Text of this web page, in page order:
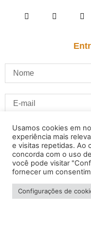
ENVIAR
Usamos cookies em
experiência mais
e visitas repetidas. Ao
concorda com o uso
você pode visitar
fornecer um
Configurações de